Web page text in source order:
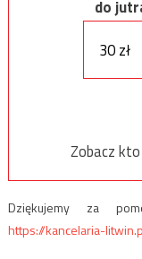
do
30 zł
Zobacz
Dziękujemy za
https://kancelaria-